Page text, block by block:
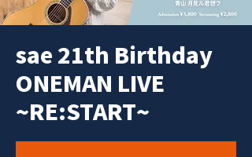
sae 21th Birthday
ONEMAN LIVE
~RE:START~